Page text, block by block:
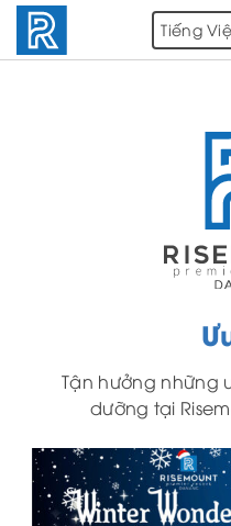
Tiếng
Tận hưởng những
dưỡng tại